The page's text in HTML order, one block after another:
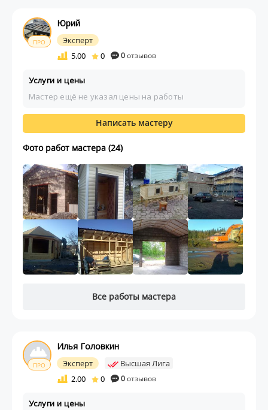
ПРО
Юрий
Эксперт
5.00
0 0отзывов
Услуги и цены
Мастер ещё не указал цены на работы
Написать мастеру
Фото работ мастера (24)
Все работы мастера
ПРО
Илья Головкин
Эксперт
Высшая Лига
2.00
0 0отзывов
Услуги и цены